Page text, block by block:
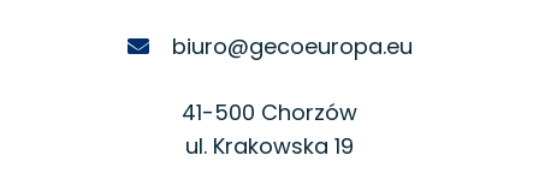
biuro@gecoeuropa.eu
41-500 Chorzów
ul. Krakowska 19